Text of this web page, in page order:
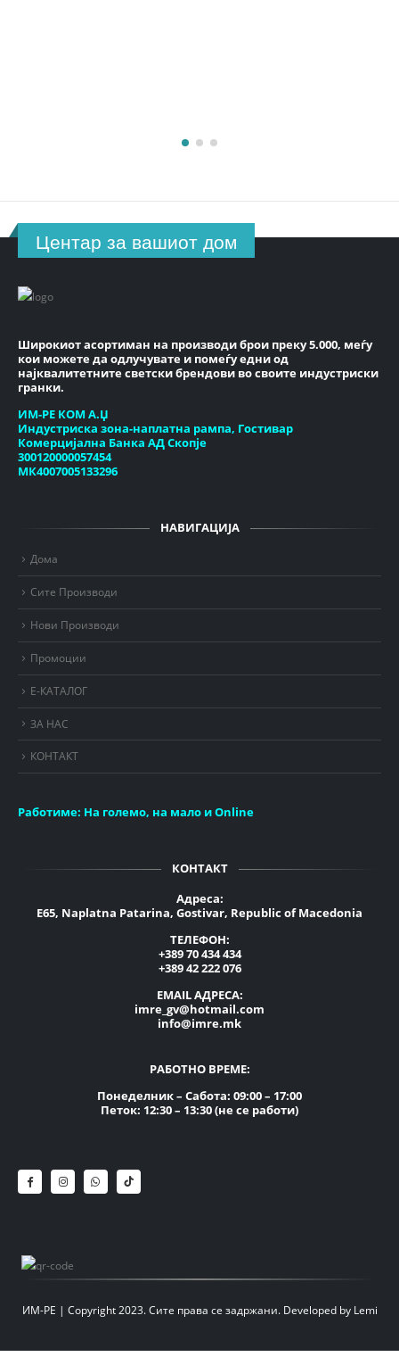
Центар за вашиот дом
Широкиот асортиман на производи брои преку 5.000, меѓу
кои можете да одлучувате и помеѓу едни од
најквалитетните светски брендови во своите индустриски
гранки.
ИМ-РЕ КОМ А.Џ
Индустриска зона-наплатна рампа, Гостивар
Комерцијална Банка АД Скопје
300120000057454
МК4007005133296
НАВИГАЦИЈА
Дома
Сите Производи
Нови Производи
Промоции
Е-КАТАЛОГ
ЗА НАС
КОНТАКТ
Работиме: На големо, на мало и Online
КОНТАКТ
Адреса:
E65, Naplatna Patarina, Gostivar, Republic of Macedonia
ТЕЛЕФОН:
+389 70 434 434
+389 42 222 076
EMAIL АДРЕСА:
imre_gv@hotmail.com
info@imre.mk
РАБОТНО ВРЕМЕ:
Понеделник – Сабота: 09:00 – 17:00
Петок: 12:30 – 13:30 (не се работи)
ИМ-РЕ | Copyright 2023. Сите права се задржани. Developed by Lemi